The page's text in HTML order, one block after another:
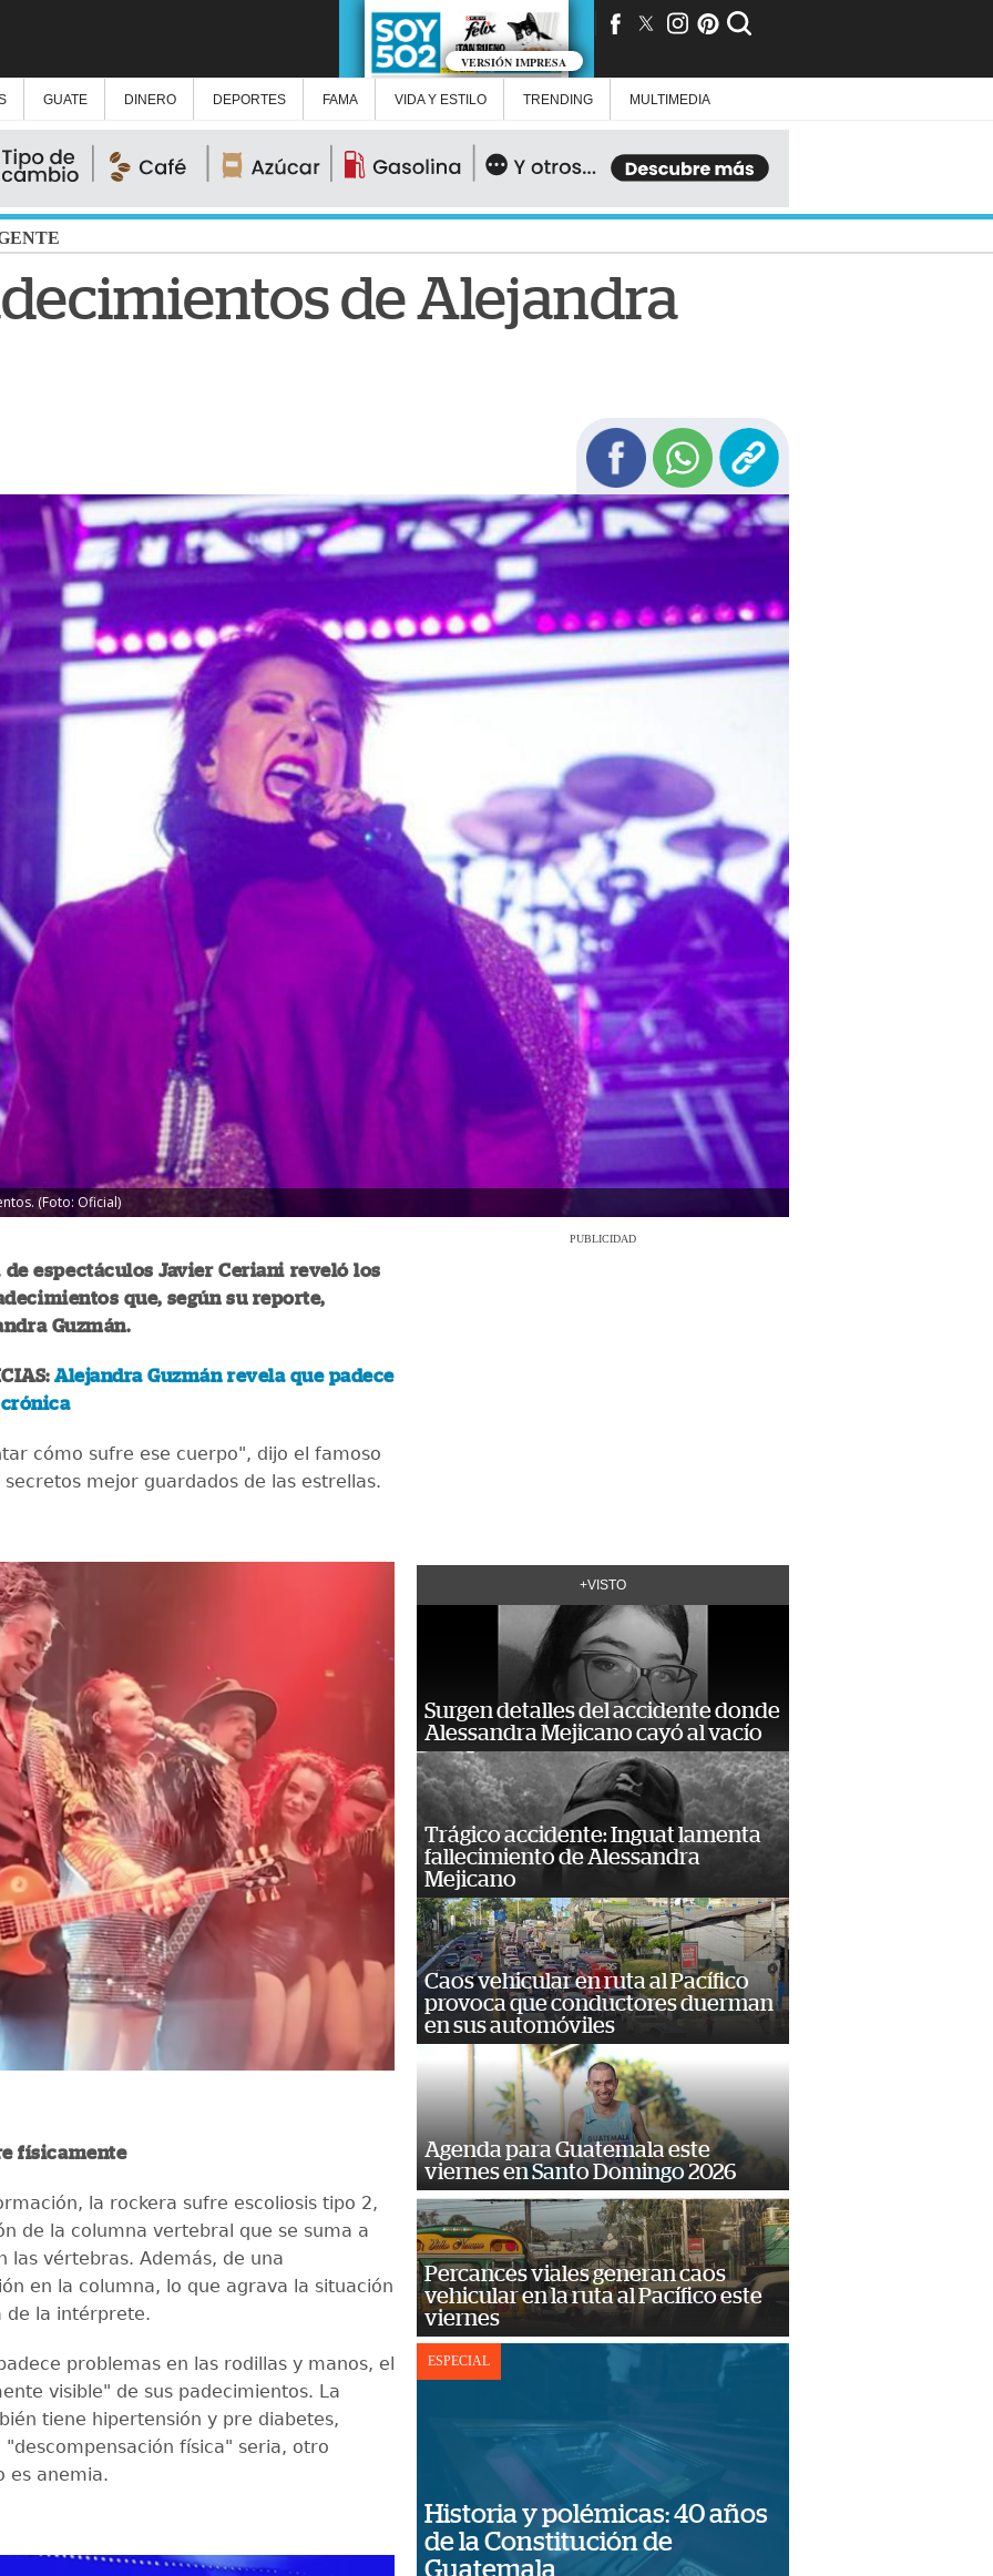
VERSIÓN IMPRESA
GUATE DINERO DEPORTES FAMA VIDA Y ESTILO TRENDING MULTIMEDIA
de Alejandra
(Foto: Oficial)
espectáculos Javier Ceriani reveló los
que, según su reporte,
Guzmán.
Alejandra Guzmán revela que padece
cómo sufre ese cuerpo", dijo el famoso
mejor guardados de las estrellas.
físicamente
la rockera sufre escoliosis tipo 2,
de la columna vertebral que se suma a
las vértebras. Además, de una
en la columna, lo que agrava la situación
de la intérprete.
problemas en las rodillas y manos, el
visible" de sus padecimientos. La
tiene hipertensión y pre diabetes,
"descompensación física" seria, otro
es anemia.
PUBLICIDAD
+VISTO
Surgen detalles del accidente donde
Alessandra Mejicano cayó al vacío
Trágico accidente: Inguat lamenta
fallecimiento de Alessandra
Mejicano
Caos vehicular en ruta al Pacífico
provoca que conductores duerman
en sus automóviles
Agenda para Guatemala este
viernes en Santo Domingo 2026
Percances viales generan caos
vehicular en la ruta al Pacífico este
viernes
ESPECIAL
Historia y polémicas: 40 años
de la Constitución de
Guatemala